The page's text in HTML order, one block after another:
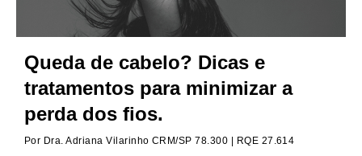
Queda de cabelo? Dicas e
tratamentos para minimizar a
perda dos fios.
Por Dra. Adriana Vilarinho CRM/SP 78.300 | RQE 27.614